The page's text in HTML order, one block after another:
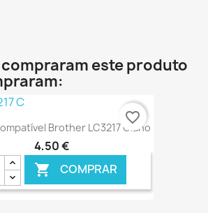
este produto
Brother LC3217 Ciano
4,50 €
 COMPRAR
favorite_border